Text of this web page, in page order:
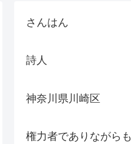
さんはん
詩人
神奈川県川崎区
権力者でありながらも